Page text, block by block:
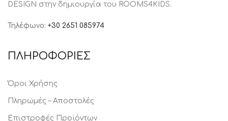
DESIGN στην δημιουργία του ROOMS4KIDS.
Τηλέφωνο: +30 2651 085974
ΠΛΗΡΟΦΟΡΙΕΣ
Όροι Χρήσης
Πληρωμές – Αποστολές
Επιστροφές Προϊόντων